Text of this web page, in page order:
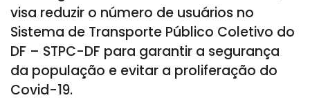
visa reduzir o número de usuários no
Sistema de Transporte Público Coletivo do
DF – STPC-DF para garantir a segurança
da população e evitar a proliferação do
Covid-19.